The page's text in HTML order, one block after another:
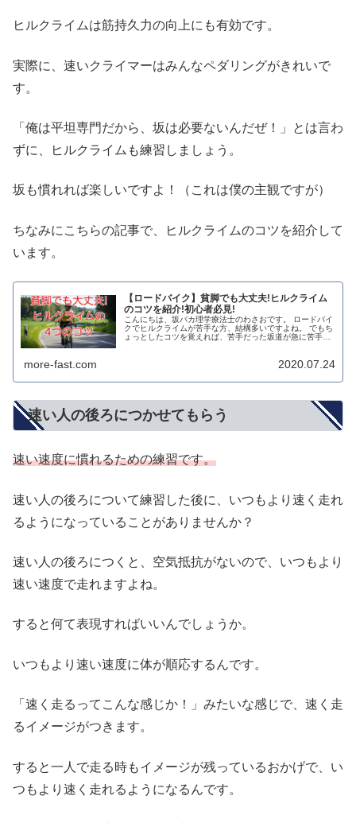
ヒルクライムは筋持久力の向上にも有効です。
実際に、速いクライマーはみんなペダリングがきれいで
す。
「俺は平坦専門だから、坂は必要ないんだぜ！」とは言わ
ずに、ヒルクライムも練習しましょう。
坂も慣れれば楽しいですよ！（これは僕の主観ですが）
ちなみにこちらの記事で、ヒルクライムのコツを紹介して
います。
【ロードバイク】貧脚でも大丈夫!ヒルクライム
のコツを紹介!初心者必見!
こんにちは、坂バカ理学療法士のわさおです。 ロードバイ
クでヒルクライムが苦手な方、結構多いですよね。 でもち
ょっとしたコツを覚えれば、苦手だった坂道が急に苦手じ
more-fast.com 2020.07.24
速い人の後ろにつかせてもらう
速い速度に慣れるための練習です。
速い人の後ろについて練習した後に、いつもより速く走れ
るようになっていることがありませんか？
速い人の後ろにつくと、空気抵抗がないので、いつもより
速い速度で走れますよね。
すると何て表現すればいいんでしょうか。
いつもより速い速度に体が順応するんです。
「速く走るってこんな感じか！」みたいな感じで、速く走
るイメージがつきます。
すると一人で走る時もイメージが残っているおかげで、い
つもより速く走れるようになるんです。